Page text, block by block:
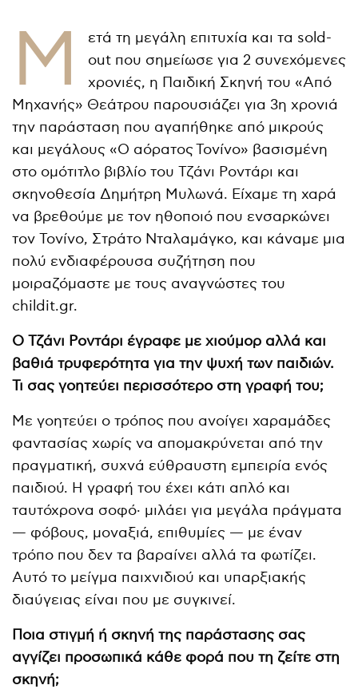
Μ
ετά τη μεγάλη επιτυχία και τα sold-
out που σημείωσε για 2 συνεχόμενες
χρονιές, η Παιδική Σκηνή του «Από
Μηχανής» Θεάτρου παρουσιάζει για 3η χρονιά
την παράσταση που αγαπήθηκε από μικρούς
και μεγάλους «Ο αόρατος Τονίνο» βασισμένη
στο ομότιτλο βιβλίο του Τζάνι Ροντάρι και
σκηνοθεσία Δημήτρη Μυλωνά. Είχαμε τη χαρά
να βρεθούμε με τον ηθοποιό που ενσαρκώνει
τον Τονίνο, Στράτο Νταλαμάγκο, και κάναμε μια
πολύ ενδιαφέρουσα συζήτηση που
μοιραζόμαστε με τους αναγνώστες του
childit.gr.
Ο Τζάνι Ροντάρι έγραφε με χιούμορ αλλά και
βαθιά τρυφερότητα για την ψυχή των παιδιών.
Τι σας γοητεύει περισσότερο στη γραφή του;
Με γοητεύει ο τρόπος που ανοίγει χαραμάδες
φαντασίας χωρίς να απομακρύνεται από την
πραγματική, συχνά εύθραυστη εμπειρία ενός
παιδιού. Η γραφή του έχει κάτι απλό και
ταυτόχρονα σοφό· μιλάει για μεγάλα πράγματα
— φόβους, μοναξιά, επιθυμίες — με έναν
τρόπο που δεν τα βαραίνει αλλά τα φωτίζει.
Αυτό το μείγμα παιχνιδιού και υπαρξιακής
διαύγειας είναι που με συγκινεί.
Ποια στιγμή ή σκηνή της παράστασης σας
αγγίζει προσωπικά κάθε φορά που τη ζείτε στη
σκηνή;